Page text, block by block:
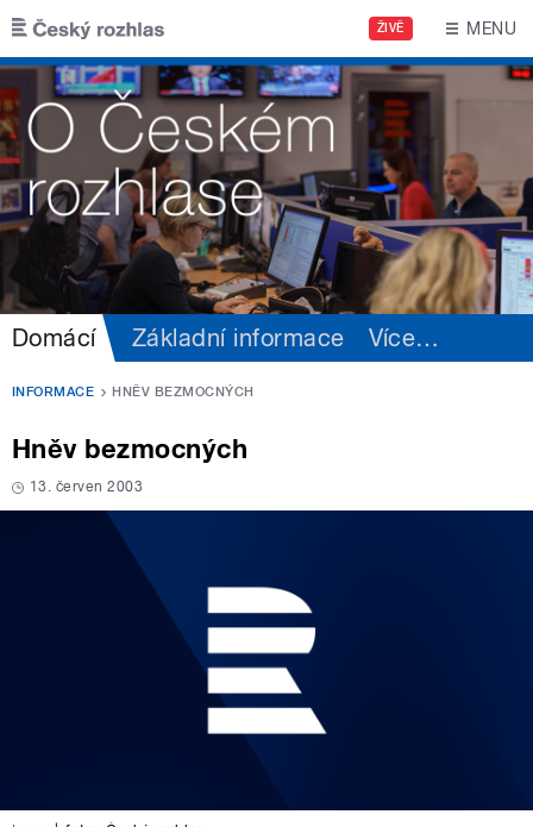
Přejít k hlavnímu obsahu
ŽIVĚ MENU
Domácí Základní informace Více…
INFORMACE HNĚV BEZMOCNÝCH
Hněv bezmocných
13. červen 2003